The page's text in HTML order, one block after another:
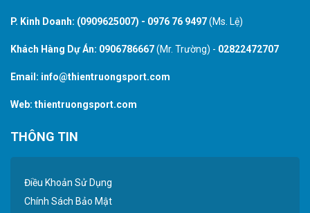
P. Kinh Doanh: (0909625007) - 0976 76 9497(Ms. Lệ)
Khách Hàng Dự Án: 0906786667(Mr. Trường) - 02822472707
Email: info@thientruongsport.com
Web: thientruongsport.com
THÔNG TIN
Điều Khoản Sử Dụng
Chính Sách Bảo Mật